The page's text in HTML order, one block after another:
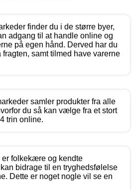
finder du i de større byer,
adgang til at handle online og
på egen hånd. Derved har du
samt tilmed have varerne
samler produkter fra alle
du så kan vælge fra et stort
trin online.
er folkekære og kendte
bidrage til en tryghedsfølelse
Dette er noget nogle vil se en